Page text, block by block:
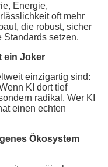
Energie,
oft mehr
die robust, sicher
Standards setzen.
ein Joker
einzigartig sind:
KI dort tief
radikal. Wer KI
einen echten
Ökosystem